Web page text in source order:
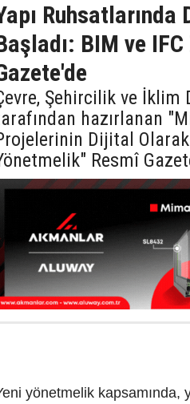
BIM ve
Şehircilik ve İklim
hazırlanan
Dijital Olarak
Resmî
yönetmelik kapsamında,